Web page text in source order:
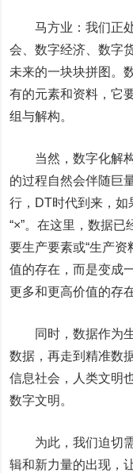
马方业：我们正处
会、数字经济、数字
未来的一块块拼图。
有的元素和资料，它
组与解构。
当然，数字化解构
的过程自然会伴随巨
行，DT时代到来，如
“×”。在这里，数据已
要生产要素或“生产资
值的存在，而是变成
更多和更高价值的存
同时，数据作为生
数据，再走到精准数
信息社会，人类文明
数字文明。
为此，我们迫切需
辑和新力量的出现，